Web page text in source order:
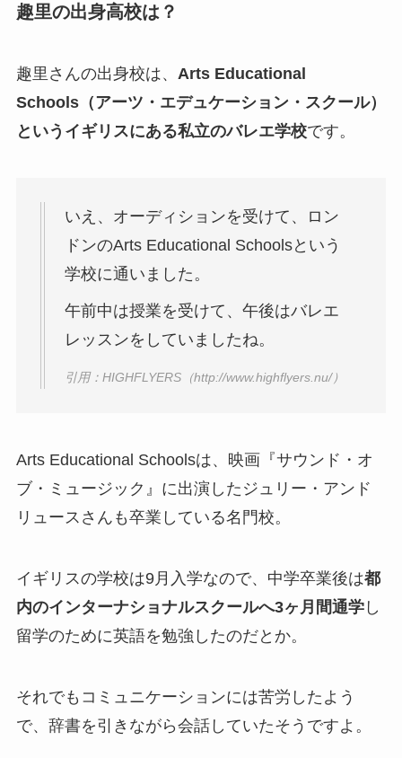
趣里の出身高校は？
趣里さんの出身校は、 Arts Educational
Schools（アーツ・エデュケーション・スクール）
というイギリスにある私立のバレエ学校です。
いえ、オーディションを受けて、ロン
ドンのArts Educational Schoolsという
学校に通いました。
午前中は授業を受けて、午後はバレエ
レッスンをしていましたね。
引用：HIGHFLYERS（http://www.highflyers.nu/）
Arts Educational Schoolsは、映画『サウンド・オ
ブ・ミュージック』に出演したジュリー・アンド
リュースさんも卒業している名門校。
イギリスの学校は9月入学なので、中学卒業後は都
内のインターナショナルスクールへ3ヶ月間通学し
留学のために英語を勉強したのだとか。
それでもコミュニケーションには苦労したよう
で、辞書を引きながら会話していたそうですよ。